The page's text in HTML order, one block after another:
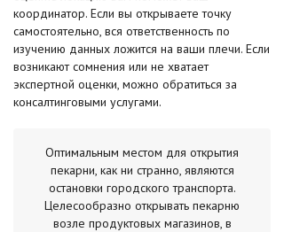
координатор. Если вы открываете точку
самостоятельно, вся ответственность по
изучению данных ложится на ваши плечи. Если
возникают сомнения или не хватает
экспертной оценки, можно обратиться за
консалтинговыми услугами.
Оптимальным местом для открытия
пекарни, как ни странно, являются
остановки городского транспорта.
Целесообразно открывать пекарню
возле продуктовых магазинов, в